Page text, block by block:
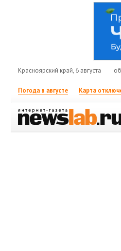
Красноярский край, 6 августа
Погода в августе Карта